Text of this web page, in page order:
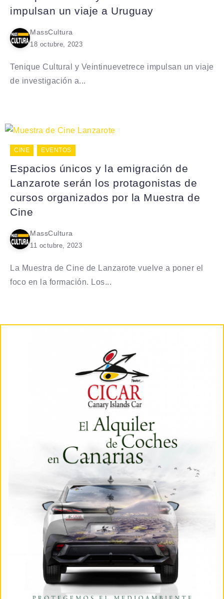
impulsan un viaje a Uruguay
MassCultura
18 octubre, 2023
Tenique Cultural y Veintinuevetrece impulsan un viaje
de investigación a...
CINE EVENTOS
Espacios únicos y la emigración de
Lanzarote serán los protagonistas de
cursos organizados por la Muestra de
Cine
MassCultura
11 octubre, 2023
La Muestra de Cine de Lanzarote vuelve a poner el
foco en la formación. Los...